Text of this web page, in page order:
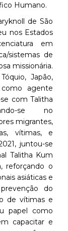
Humano.
de São
nos Estados
em
sistemas de
missionária.
Japão,
agente
com Talitha
se no
migrantes,
vítimas, e
juntou-se
Talitha Kum
reforçando o
asiáticas e
do
de vítimas e
papel como
capacitar e